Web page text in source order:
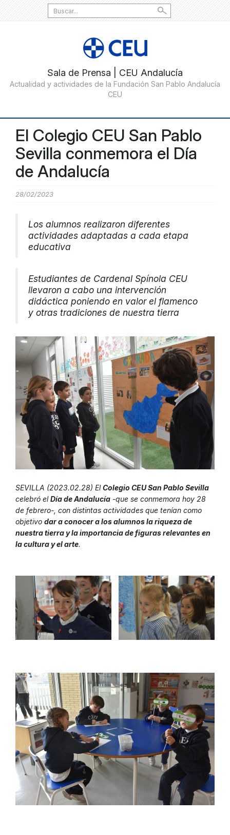
Search
for:
El Colegio CEU San Pablo
Sevilla conmemora el Día
de Andalucía
28/02/2023
Los alumnos realizaron diferentes
actividades adaptadas a cada etapa
educativa
Estudiantes de Cardenal Spínola CEU
llevaron a cabo una intervención
didáctica poniendo en valor el flamenco
y otras tradiciones de nuestra tierra
SEVILLA (2023.02.28) ElColegio CEU San Pablo Sevilla
celebró elDía de Andalucía -que se conmemora hoy 28
de febrero-, con distintas actividades que tenían como
objetivo dar a conocer a los alumnos la riqueza de
nuestra tierra y la importancia de figuras relevantes en
la cultura y el arte.